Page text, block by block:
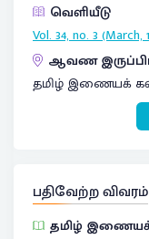
வெளியீடு
Vol. 34, no. 3 (March,
ஆவண
தமிழ் இணையக்
பதிவேற்ற விவரம்
தமிழ்